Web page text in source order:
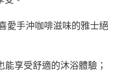
愛手沖咖啡滋味的雅士絕
享受舒適的沐浴體驗；